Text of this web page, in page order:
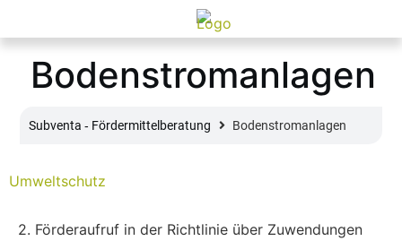
Bodenstromanlagen
Subventa ‐ Fördermittelberatung Bodenstromanlagen
Umweltschutz
2. Förderaufruf in der Richtlinie über Zuwendungen